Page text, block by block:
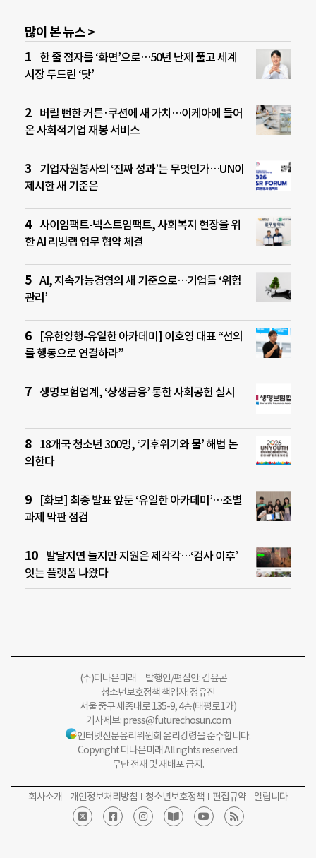
많이 본 뉴스 >
한 줄 점자를 ‘화면’으로…50년 난제 풀고 세계
시장 두드린 ‘닷’
버릴 뻔한 커튼·쿠션에 새 가치…이케아에 들어
온 사회적기업 재봉 서비스
기업자원봉사의 ‘진짜 성과’는 무엇인가…UN이
제시한 새 기준은
사이임팩트-넥스트임팩트, 사회복지 현장을 위
한 AI 리빙랩 업무 협약 체결
AI, 지속가능경영의 새 기준으로…기업들 ‘위험
관리’
[유한양행-유일한 아카데미] 이호영 대표 “선의
를 행동으로 연결하라”
생명보험업계, ‘상생금융’ 통한 사회공헌 실시
18개국 청소년 300명, ‘기후위기와 물’ 해법 논
의한다
[화보] 최종 발표 앞둔 ‘유일한 아카데미’…조별
과제 막판 점검
발달지연 늘지만 지원은 제각각…‘검사 이후’
잇는 플랫폼 나왔다
(주)더나은미래 발행인/편집인: 김윤곤
청소년보호정책 책임자: 정유진
서울 중구 세종대로 135-9, 4층(태평로1가)
기사제보:press@futurechosun.com
인터넷신문윤리위원회 윤리강령을 준수합니다.
Copyright 더나은미래 All rights reserved.
무단 전재 및 재배포 금지.
회사소개 개인정보처리방침 청소년보호정책 편집규약 알립니다